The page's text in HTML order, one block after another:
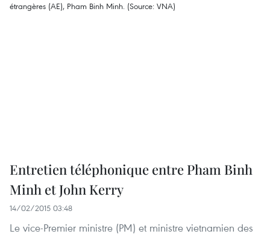
Entretien téléphonique entre Pham Binh
Minh et John Kerry
14/02/2015 03:48
Le vice-Premier ministre (PM) et ministre vietnamien des